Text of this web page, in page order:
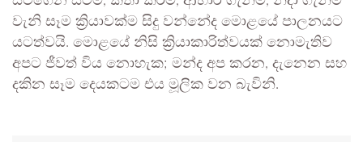
වැනි සෑම ක්‍රියාවක්ම සිදු වන්නේද මොළයේ පාලනයට
යටත්වයි. මොළයේ නිසි ක්‍රියාකාරිත්වයක් නොමැතිව
අපට ජීවත් විය නොහැක; මන්ද අප කරන, දැනෙන සහ
දකින සෑම දෙයකටම එය මූලික වන බැවිනි.